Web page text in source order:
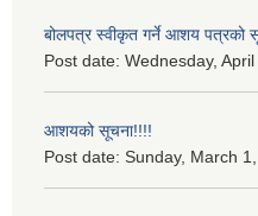
बोलपत्र स्वीकृत गर्ने आशय पत्रको
Post date: Wednesday,
आशयको सूचना!!!!
Post date: Sunday, March